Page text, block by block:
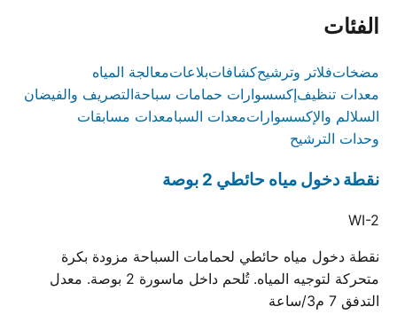
الفئات
مضخاتفلاتر وترشيحكشافاتبلاعاتمعالجة المياه
معدات تنظيفإكسسوارات حمامات سباحةالتصريف والفيضان
السلالم والإكسسواراتمعدات السبامعدات مسابقات
وحدات الترشيح
نقطة دخول مياه حائطي 2 بوصة
WI-2
نقطة دخول مياه حائطي لحمامات السباحة مزودة بكرة
متحركة لتوجيه المياه. تُلحم داخل ماسورة 2 بوصة. معدل
التدفق 7 م3/ساعة